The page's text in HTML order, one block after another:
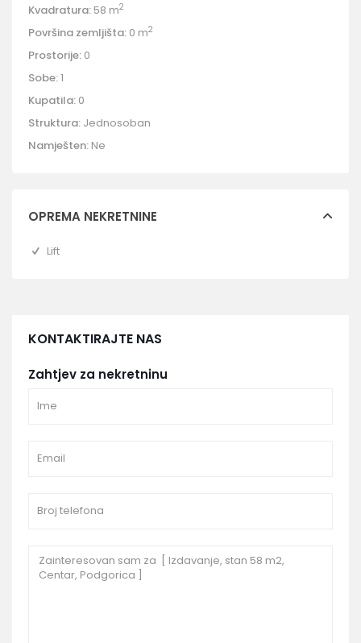
Kvadratura: 58 m2
Površina zemljišta: 0 m2
Prostorije: 0
Sobe:1
Kupatila: 0
Struktura: Jednosoban
Namješten: Ne
OPREMA NEKRETNINE
Lift
KONTAKTIRAJTE NAS
Zahtjev za nekretninu